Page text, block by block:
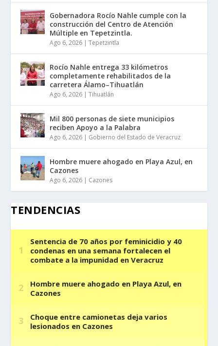
Gobernadora Rocío Nahle cumple con la
construcción del Centro de Atención
Múltiple en Tepetzintla.
Ago 6, 2026 |Tepetzintla
Rocío Nahle entrega 33 kilómetros
completamente rehabilitados de la
carretera Álamo–Tihuatlán
Ago 6, 2026 |Tihuatlán
Mil 800 personas de siete municipios
reciben Apoyo a la Palabra
Ago 6, 2026 | Gobierno del Estado de Veracruz
Hombre muere ahogado en Playa Azul, en
Cazones
Ago 6, 2026 | Cazones
TENDENCIAS